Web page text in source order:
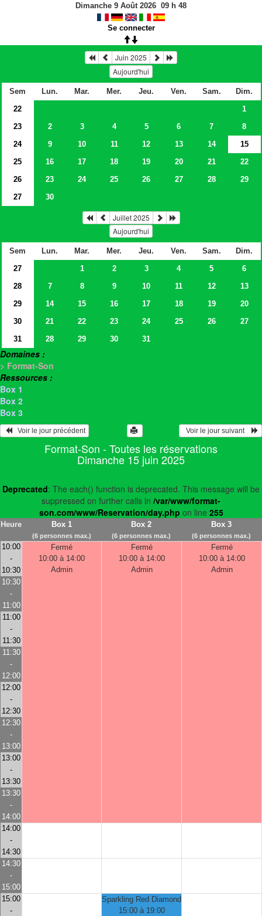
Dimanche 9 Août 2026 09 h 48
Se connecter
Juin 2025
Aujourd'hui
Sem Lun. Mar. Mer. Jeu. Ven. Sam.
Dim.
22
1
23
2 3 4 5 6 7
8
24
9 10 11 12 13 14
15
25
16 17 18 19 20 21
22
26
23 24 25 26 27 28
29
27
30
Juillet 2025
Aujourd'hui
Sem Lun. Mar. Mer. Jeu. Ven. Sam.
Dim.
27
1 2 3 4 5
6
28
7 8 9 10 11 12
13
29
14 15 16 17 18 19
20
30
21 22 23 24 25 26
27
31
28 29 30 31
Domaines :
> Format-Son
Ressources :
Box 1
Box 2
Box 3
   Voir le jour précédent
  Voir le jour suivant
Format-Son - Toutes les réservations
Dimanche 15 juin 2025
Deprecated: The each() function is deprecated. This message will be
suppressed on further calls in /var/www/format-
son.com/www/Reservation/day.php on line 255
Heure Box 1
(6 personnes max.)
Box 2
(6 personnes max.)
Box 3
(6 personnes max.)
10:00
-
10:30
Fermé
10:00 à 14:00
Admin
Fermé
10:00 à 14:00
Admin
Fermé
10:00 à 14:00
Admin
10:30
-
11:00
11:00
-
11:30
11:30
-
12:00
12:00
-
12:30
12:30
-
13:00
13:00
-
13:30
13:30
-
14:00
14:00
-
14:30
14:30
-
15:00
15:00
-
Sparkling Red Diamond
15:00 à 19:00